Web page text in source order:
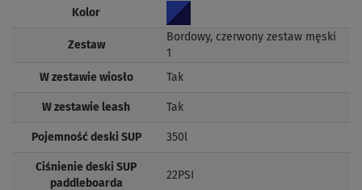
Kolor
Zestaw
Bordowy, czerwony zestaw męski
1
W zestawie wiosło Tak
W zestawie leash Tak
Pojemność deski SUP 350l
Ciśnienie deski SUP
paddleboarda
22PSI